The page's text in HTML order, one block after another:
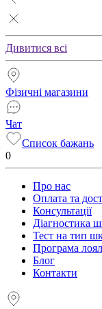
Дивитися всі
Фізичні магазини
Чат
Список бажань
0
Про нас
Оплата та
Консультації
Діагностика
Тест на тип
Програма
Блог
Контакти